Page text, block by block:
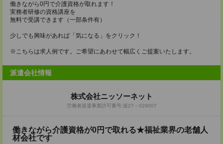
働きながら0円で介護資格が取れます！
実務者研修の資格講座を
無料で受講できます（一部条件有）
少しでも興味があれば「気になる」をクリック！
※こちらは求人例です。ご希望にあわせて幅広くご提案いたします。
派遣会社情報
株式会社ニッソーネット
労働者派遣事業許可番号:派27－029007
働きながら介護資格が0円で取れる★福祉業界の老舗人
材会社です